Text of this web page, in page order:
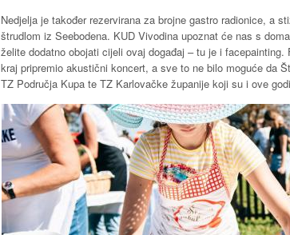
Nedjelja je također rezervirana za brojne gastro radionice, a
štrudlom iz Seebodena. KUD Vivodina upoznat će nas s
želite dodatno obojati cijeli ovaj događaj – tu je i
kraj pripremio akustični koncert, a sve to ne bilo moguće da
TZ Područja Kupa te TZ Karlovačke županije koji su i ove